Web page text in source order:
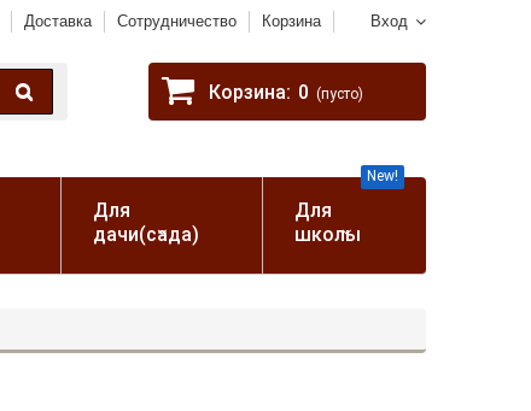
Вход
Доставка Сотрудничество Корзина
Корзина: 0 (пусто)
Для
дачи(сада)
Для
школы
New!